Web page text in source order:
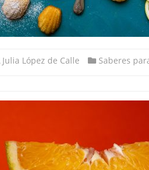
Julia López de Calle Saberes